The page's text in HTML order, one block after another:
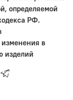
определяемой
РФ.
изменения в
изделий